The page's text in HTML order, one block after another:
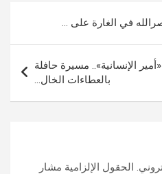
الإنسانية».. مسيرة حافلة
بالعطاءات الخال…
الحقول الإلزامية مشار